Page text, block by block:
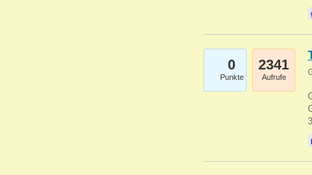
0
Punkte
2341
Aufrufe